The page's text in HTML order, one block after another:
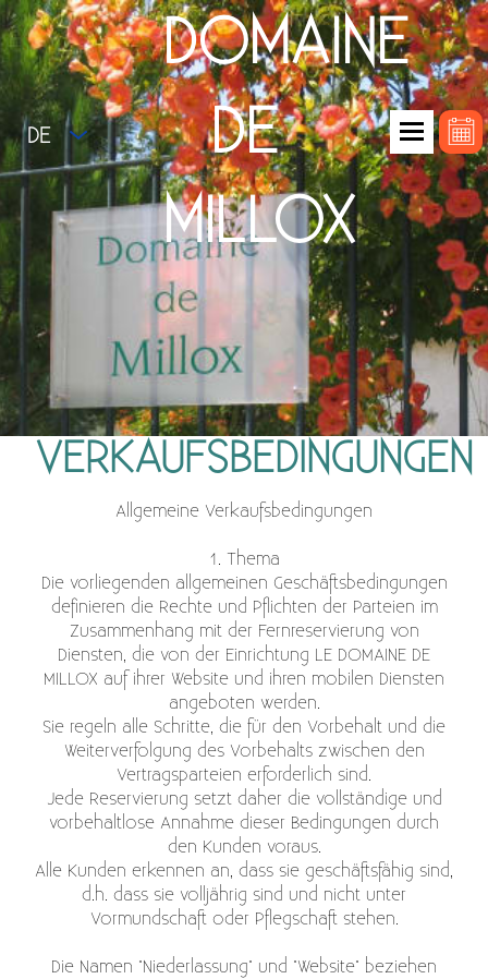
DE
DOMAINE
DE
MILLOX
VERKAUFSBEDINGUNGEN
Allgemeine Verkaufsbedingungen
1. Thema
Die vorliegenden allgemeinen Geschäftsbedingungen
definieren die Rechte und Pflichten der Parteien im
Zusammenhang mit der Fernreservierung von
Diensten, die von der Einrichtung LE DOMAINE DE
MILLOX auf ihrer Website und ihren mobilen Diensten
angeboten werden.
Sie regeln alle Schritte, die für den Vorbehalt und die
Weiterverfolgung des Vorbehalts zwischen den
Vertragsparteien erforderlich sind.
Jede Reservierung setzt daher die vollständige und
vorbehaltlose Annahme dieser Bedingungen durch
den Kunden voraus.
Alle Kunden erkennen an, dass sie geschäftsfähig sind,
d.h. dass sie volljährig sind und nicht unter
Vormundschaft oder Pflegschaft stehen.
Die Namen "Niederlassung" und "Website" beziehen